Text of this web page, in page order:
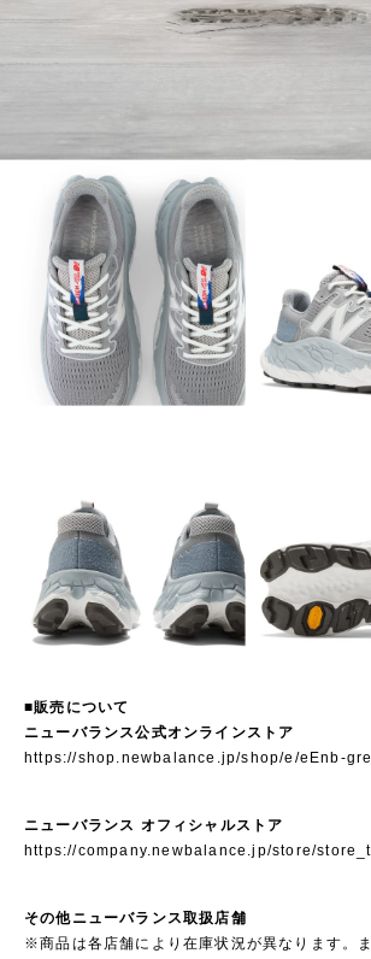
■販売について
ニューバランス公式オンラインストア
https://shop.newbalance.jp/shop/e/eEnb-
ニューバランス オフィシャルストア
https://company.newbalance.jp/store/
その他ニューバランス取扱店舗
※商品は各店舗により在庫状況が異なります。